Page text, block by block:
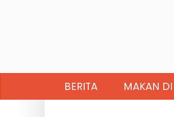
BERITA MAKAN